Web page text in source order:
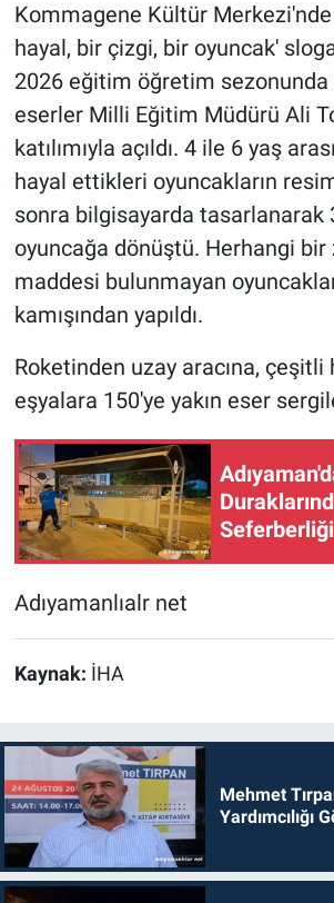
Kommagene Kültür
hayal, bir çizgi, bir oyuncak'
2026 eğitim öğretim
eserler Milli Eğitim Müdürü Ali
katılımıyla açıldı. 4 ile 6 yaş
hayal ettikleri oyuncakların
sonra bilgisayarda tasarlanarak
oyuncağa dönüştü. Herhangi bir
maddesi bulunmayan
kamışından yapıldı.
Roketinden uzay aracına, çeşitli
eşyalara 150'ye yakın eser
Seferberliği
Adıyamanlıalr net
Kaynak: İHA
Mehmet
Yardımcılığı